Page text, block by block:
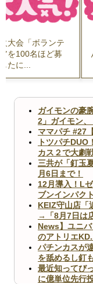
大会「ボランテ
を100名ほど募
たに...
ガイモンの豪
2」ガイモン、
ママパチ #27
トツパチ
カス２で大劇
三共が「釘玉
月6日まで！
12月導入！L
ブンインパク
KEIZ守山店「
→「8月7日は
News】ユニ
のアトリエ
パチンカスが
を舐めるし釘
最近知ってび
に億単位先行